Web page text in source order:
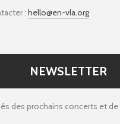
: hello@en-vla.org
NEWSLETTER
des prochains concerts et de